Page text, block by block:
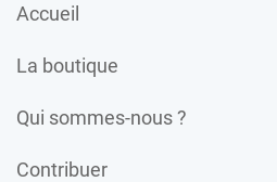
Accueil
La boutique
Qui sommes-nous ?
Contribuer